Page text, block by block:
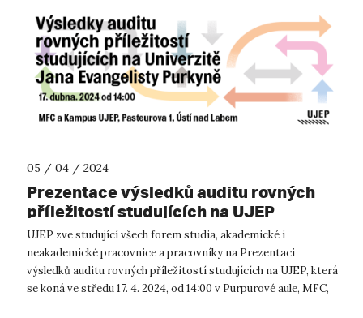
05 / 04 / 2024
Prezentace výsledků auditu rovných
příležitostí studujících na UJEP
UJEP zve studující všech forem studia, akademické i
neakademické pracovnice a pracovníky na Prezentaci
výsledků auditu rovných příležitostí studujících na UJEP, která
se koná ve středu 17. 4. 2024, od 14:00 v Purpurové aule, MFC,